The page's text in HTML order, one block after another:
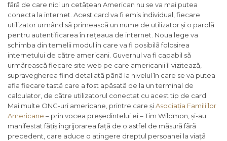
fãrã de care nici un cetãțean American nu se va mai putea
conecta la internet. Acest card va fi emis individual, fiecare
utilizator urmând sã primeascã un nume de utilizator și o parolã
pentru autentificarea în rețeaua de internet. Noua lege va
schimba din temelii modul în care va fi posibilã folosirea
internetului de cãtre americani. Guvernul va fi capabil sã
urmãreascã fiecare site web pe care americanii îl viziteazã,
supravegherea fiind detaliatã pânã la nivelul în care se va putea
afla fiecare tastã care a fost apãsatã de la un terminal de
calculator, de cãtre utilizatorul conectat cu acest tip de card.
Mai multe ONG-uri americane, printre care șiAsociația Familiilor
Americane – prin vocea președintelui ei – Tim Wildmon, și-au
manifestat fãțiș îngrijorarea fațã de o astfel de mãsurã fãrã
precedent, care aduce o atingere dreptul persoanei la viațã